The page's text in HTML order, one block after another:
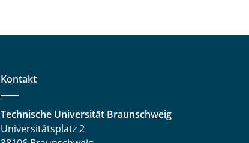
Kontakt
Technische Universität Braunschweig
Universitätsplatz 2